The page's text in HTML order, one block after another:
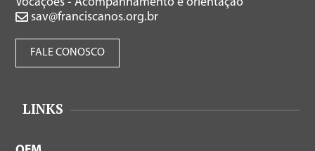
Vocações - Acompanhamento e orientação
sav@franciscanos.org.br
FALE CONOSCO
LINKS